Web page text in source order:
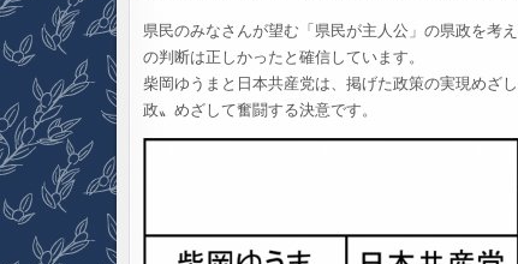
県民のみなさんが望む「県民が主人公」の県政を考
の判断は正しかったと確信しています。
柴岡ゆうまと日本共産党は、掲げた政策の実現めざ
政〟めざして奮闘する決意です。